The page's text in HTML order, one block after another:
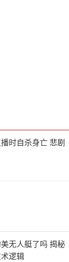
时自杀身亡 悲剧
无人艇了吗 揭秘
逻辑